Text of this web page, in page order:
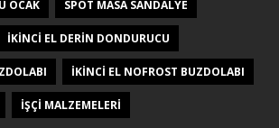
OCAK SPOT MASA SANDALYE
İKINCI EL DERIN DONDURUCU
İKINCI EL NOFROST BUZDOLABI
İŞÇI MALZEMELERI